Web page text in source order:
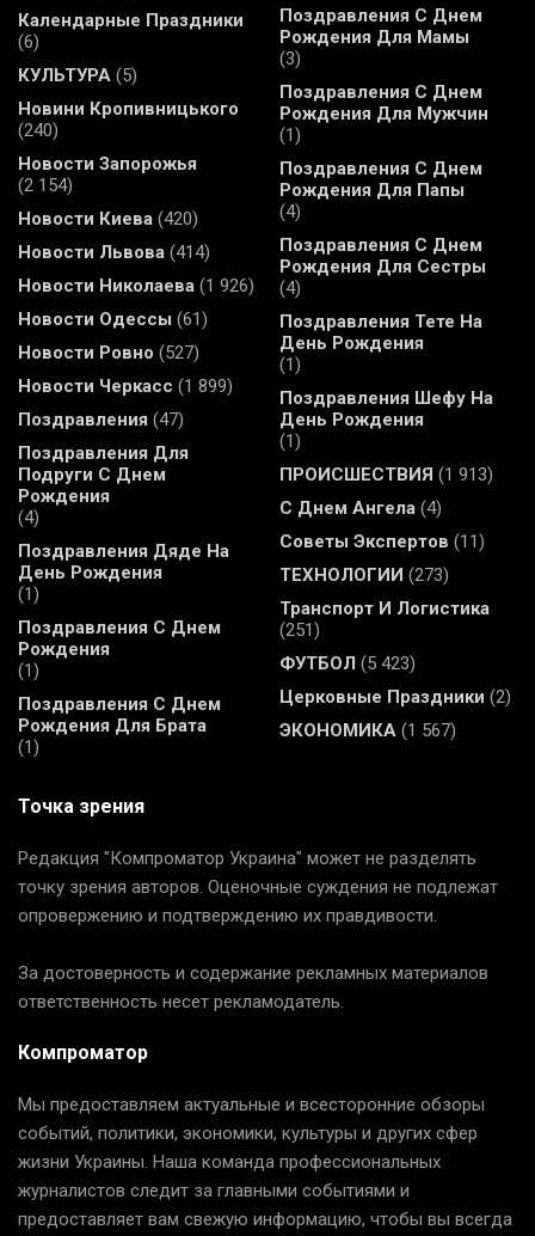
Календарные Праздники
(6)
КУЛЬТУРА (5)
Новини Кропивницького
(240)
Новости Запорожья
(2 154)
Новости Киева (420)
Новости Львова (414)
Новости Николаева (1 926)
Новости Одессы (61)
Новости Ровно (527)
Новости Черкасс (1 899)
Поздравления (47)
Поздравления Для
Подруги С Днем
Рождения
(4)
Поздравления Дяде На
День Рождения
(1)
Поздравления С Днем
Рождения
(1)
Поздравления С Днем
Рождения Для Брата
(1)
Поздравления С Днем
Рождения Для Мамы
(3)
Поздравления С Днем
Рождения Для Мужчин
(1)
Поздравления С Днем
Рождения Для Папы
(4)
Поздравления С Днем
Рождения Для Сестры
(4)
Поздравления Тете На
День Рождения
(1)
Поздравления Шефу На
День Рождения
(1)
ПРОИСШЕСТВИЯ (1 913)
С Днем Ангела (4)
Советы Экспертов (11)
ТЕХНОЛОГИИ (273)
Транспорт И Логистика
(251)
ФУТБОЛ (5 423)
Церковные Праздники (2)
ЭКОНОМИКА (1 567)
Точка зрения
Редакция "Компроматор Украина" может не разделять
точку зрения авторов. Оценочные суждения не подлежат
опровержению и подтверждению их правдивости.
За достоверность и содержание рекламных материалов
ответственность несет рекламодатель.
Компроматор
Мы предоставляем актуальные и всесторонние обзоры
событий, политики, экономики, культуры и других сфер
жизни Украины. Наша команда профессиональных
журналистов следит за главными событиями и
предоставляет вам свежую информацию, чтобы вы всегда